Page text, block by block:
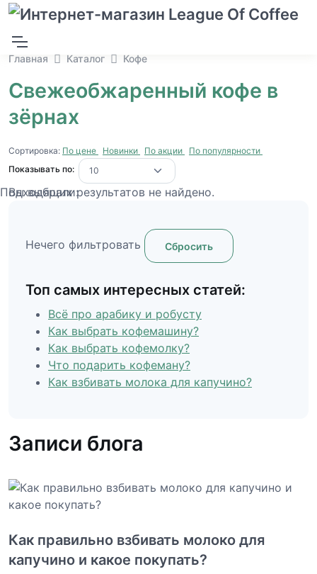
Главная Каталог Кофе
Нечего фильтровать Сбросить
Топ самых интересных статей:
Всё про арабику и робусту
Как выбрать кофемашину?
Как выбрать кофемолку?
Что подарить кофеману?
Как взбивать молока для капучино?
Свежеобжаренный кофе в
зёрнах
Сортировка: По цене Новинки По акции
По популярности
Показывать по:
Вы выбрали:
Подходящих результатов не найдено.
Записи блога
Как правильно взбивать молоко для
капучино и какое покупать?